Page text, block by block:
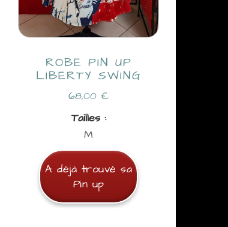
ROBE PIN UP
LIBERTY SWING
68,00 €
Tailles :
M
A déjà trouvé sa
Pin up